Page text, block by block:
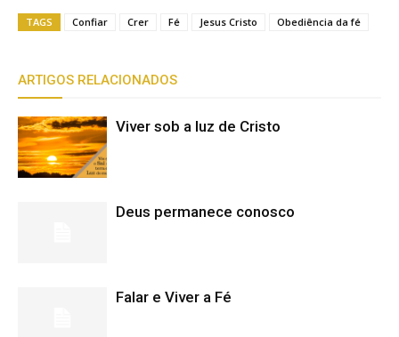
TAGS Confiar Crer Fé Jesus Cristo Obediência da fé
ARTIGOS RELACIONADOS
Viver sob a luz de Cristo
Deus permanece conosco
Falar e Viver a Fé